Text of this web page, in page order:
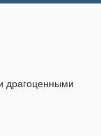
драгоценными